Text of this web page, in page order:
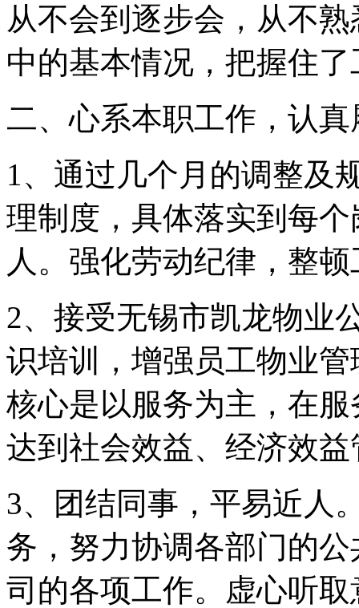
从不会到逐步会，从不
中的基本情况，把握住
二、心系本职工作，认
1、通过几个月的调整及
理制度，具体落实到每
人。强化劳动纪律，整
2、接受无锡市凯龙物业
识培训，增强员工物业
核心是以服务为主，在
达到社会效益、经济效
3、团结同事，平易近人
务，努力协调各部门的
司的各项工作。虚心听